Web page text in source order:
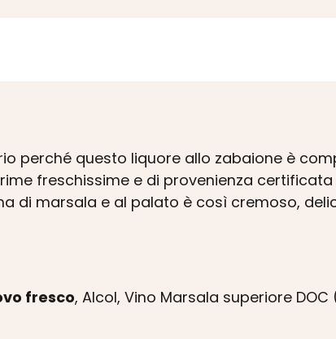
perché questo liquore allo zabaione è
freschissime e di provenienza
di marsala e al palato è così cremoso,
fresco, Alcol, Vino Marsala superiore DOC